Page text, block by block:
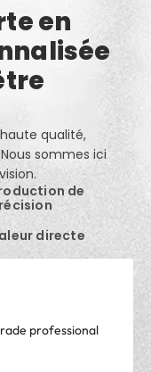
en
qualité,
sommes ici
de
directe
professional